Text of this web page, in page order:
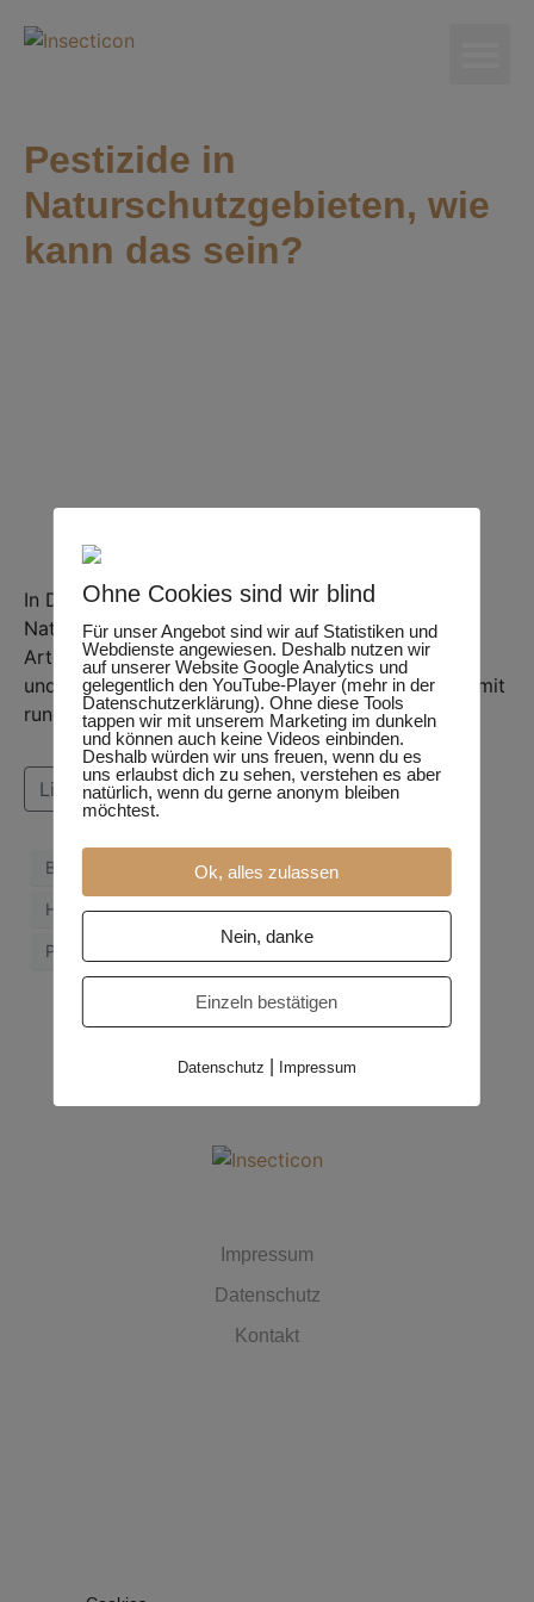
Pestizide in
Naturschutzgebieten, wie
kann das sein?
In Deutschland gibt es derzeit mehr als 8.800
Naturschutzgebiete. Sie gelten als Inseln der
Artenvielfalt, die besondere Lebensräume erhalten
und wiederherstellen. Dennoch sind dort Insekten mit
rund 16 Pestiziden belastet. Wie kann das sein?
Lies weiter
Brühl Entomologe Gifte
Hörren Insekten Naturschutzgebiete
Pestizide
Impressum
Datenschutz
Kontakt
Ohne Cookies sind wir blind
Für unser Angebot sind wir auf Statistiken und
Webdienste angewiesen. Deshalb nutzen wir
auf unserer Website Google Analytics und
gelegentlich den YouTube-Player (mehr in der
Datenschutzerklärung). Ohne diese Tools
tappen wir mit unserem Marketing im dunkeln
und können auch keine Videos einbinden.
Deshalb würden wir uns freuen, wenn du es
uns erlaubst dich zu sehen, verstehen es aber
natürlich, wenn du gerne anonym bleiben
möchtest.
Ok, alles zulassen
Nein, danke
Einzeln bestätigen
Datenschutz Impressum